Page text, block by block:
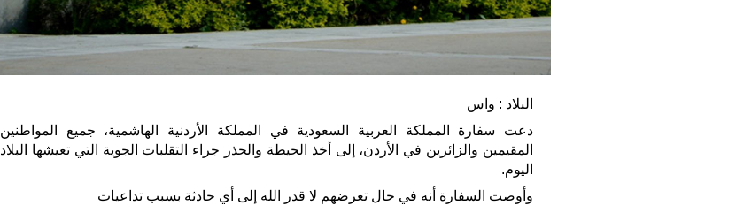
البلاد : واس
دعت سفارة المملكة العربية السعودية في المملكة الأردنية الهاشمية، جميع المواطنين
المقيمين والزائرين في الأردن، إلى أخذ الحيطة والحذر جراء التقلبات الجوية التي تعيشها البلاد
اليوم.
وأوصت السفارة أنه في حال تعرضهم لا قدر الله إلى أي حادثة بسبب تداعيات